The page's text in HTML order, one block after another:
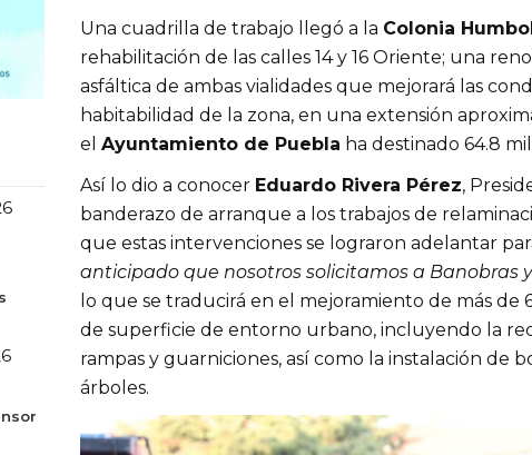
Una cuadrilla de trabajo llegó a la Colonia
rehabilitación de las calles 14 y 16 Oriente; una
asfáltica de ambas vialidades que mejorará las
habitabilidad de la zona, en una extensión
el Ayuntamiento de Puebla ha destinado 64.8
Así lo dio a conocer Eduardo Rivera Pérez,
banderazo de arranque a los trabajos de
que estas intervenciones se lograron adelantar
anticipado que nosotros solicitamos a Banobras
lo que se traducirá en el mejoramiento de más de
de superficie de entorno urbano, incluyendo la
rampas y guarniciones, así como la instalación de
árboles.